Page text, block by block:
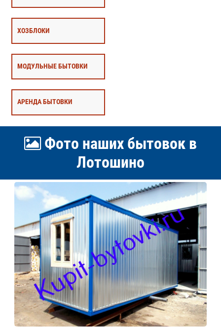
ХОЗБЛОКИ
МОДУЛЬНЫЕ БЫТОВКИ
АРЕНДА БЫТОВКИ
Фото наших бытовок в
Лотошино